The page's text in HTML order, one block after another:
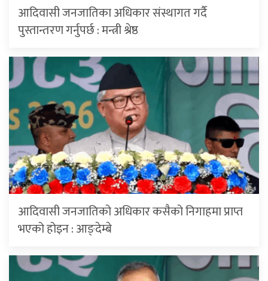
आदिवासी जनजातिका अधिकार संस्थागत गर्दै
पुस्तान्तरण गर्नुपर्छ : मन्त्री श्रेष्ठ
आदिवासी जनजातिको अधिकार कसैको निगाहमा प्राप्त
भएको होइन : आङ्देम्बे